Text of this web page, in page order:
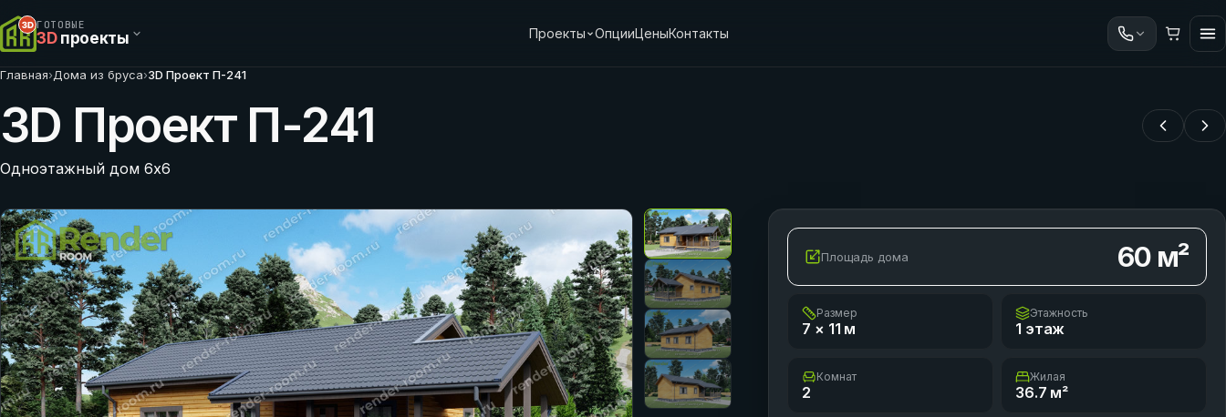
ГОТОВЫЕ
3Dпроекты Проекты ОпцииЦеныКонтакты
Главная›Дома из бруса›3D Проект П-241
3D Проект П-241
Одноэтажный дом 6х6
Площадь дома 60м²
Размер
7 × 11 м
Этажность
1 этаж
Комнат
2
Жилая
36.7 м²